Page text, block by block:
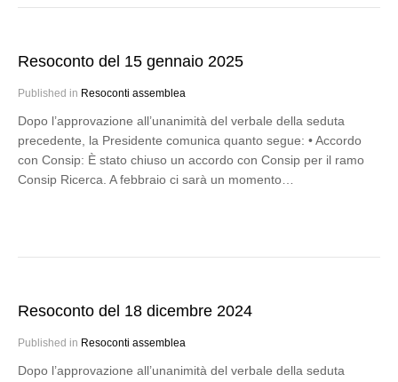
Resoconto del 15 gennaio 2025
Published in Resoconti assemblea
Dopo l’approvazione all’unanimità del verbale della seduta
precedente, la Presidente comunica quanto segue: • Accordo
con Consip: È stato chiuso un accordo con Consip per il ramo
Consip Ricerca. A febbraio ci sarà un momento…
Resoconto del 18 dicembre 2024
Published in Resoconti assemblea
Dopo l’approvazione all’unanimità del verbale della seduta